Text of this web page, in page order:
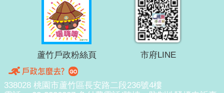
蘆竹戶政粉絲頁 市府LINE
338028 桃園市蘆竹區長安路二段236號4樓